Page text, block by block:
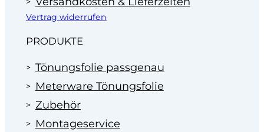
Vertrag widerrufen
PRODUKTE
Tönungsfolie passgenau
Meterware Tönungsfolie
Zubehör
Montageservice